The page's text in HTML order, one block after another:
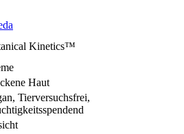
Kinetics™
Haut
Tierversuchsfrei,